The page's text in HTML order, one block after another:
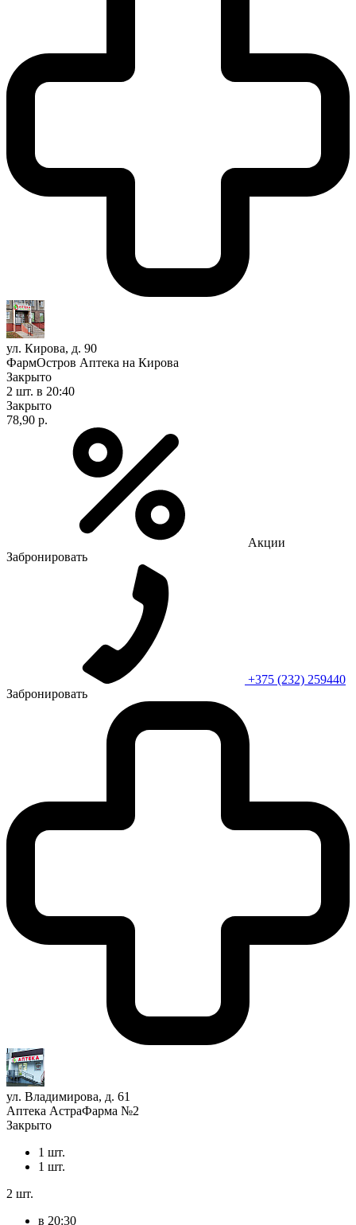
ул. Кирова, д. 90
ФармОстров Аптека на Кирова
Закрыто
2 шт. в 20:40
Закрыто
78,90 р.
Акции
Забронировать
+375 (232) 259440
Забронировать
ул. Владимирова, д. 61
Аптека АстраФарма №2
Закрыто
1 шт.
1 шт.
2 шт.
в 20:30